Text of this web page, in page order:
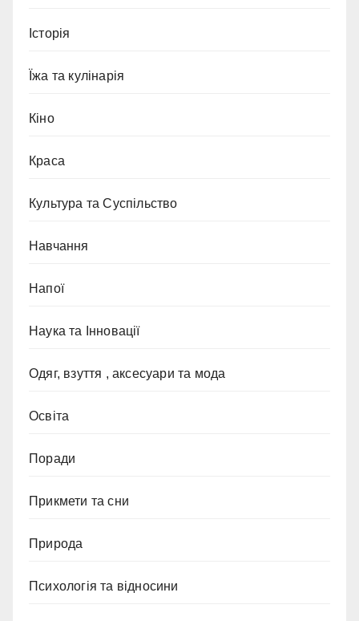
Історія
Їжа та кулінарія
Кіно
Краса
Культура та Суспільство
Навчання
Напої
Наука та Інновації
Одяг, взуття , аксесуари та мода
Освіта
Поради
Прикмети та сни
Природа
Психологія та відносини